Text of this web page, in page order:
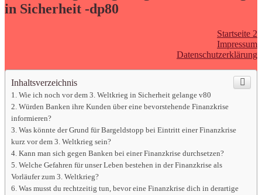
in Sicherheit -dp80
Startseite 2
Impressum
Datenschutzerklärung
Inhaltsverzeichnis
Wie ich noch vor dem 3. Weltkrieg in Sicherheit gelange v80
Würden Banken ihre Kunden über eine bevorstehende Finanzkrise
informieren?
Was könnte der Grund für Bargeldstopp bei Eintritt einer Finanzkrise
kurz vor dem 3. Weltkrieg sein?
Kann man sich gegen Banken bei einer Finanzkrise durchsetzen?
Welche Gefahren für unser Leben bestehen in der Finanzkrise als
Vorläufer zum 3. Weltkrieg?
Was musst du rechtzeitig tun, bevor eine Finanzkrise dich in derartige